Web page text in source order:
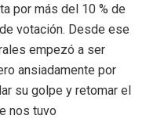
por más del 10 % de
votación. Desde ese
empezó a ser
ansiadamente por
su golpe y retomar el
nos tuvo